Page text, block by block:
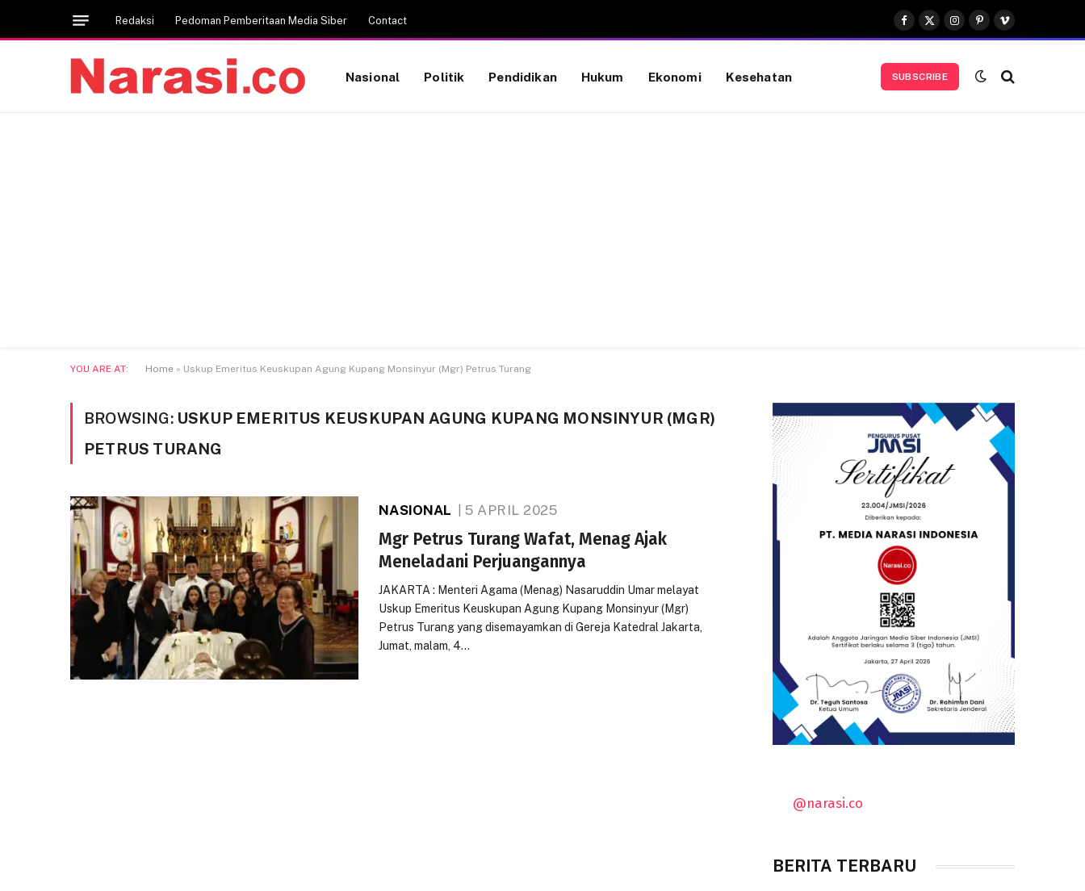
Redaksi Pedoman Pemberitaan Media Siber Contact
Facebook
X
(Twitter)
Instagram
Pinterest
Vimeo
Nasional Politik Pendidikan Hukum Ekonomi Kesehatan SUBSCRIBE
YOU ARE AT: Home » Uskup Emeritus Keuskupan Agung Kupang Monsinyur (Mgr) Petrus Turang
BROWSING: USKUP EMERITUS KEUSKUPAN AGUNG KUPANG MONSINYUR (MGR)
PETRUS TURANG
NASIONAL 5 APRIL 2025
Mgr Petrus Turang Wafat, Menag Ajak
Meneladani Perjuangannya
JAKARTA : Menteri Agama (Menag) Nasaruddin Umar melayat
Uskup Emeritus Keuskupan Agung Kupang Monsinyur (Mgr)
Petrus Turang yang disemayamkan di Gereja Katedral Jakarta,
Jumat, malam, 4…
@narasi.co
BERITA TERBARU